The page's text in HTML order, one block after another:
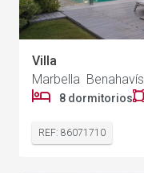
Villa
Marbella Benahavís
8 dormitorios
REF: 86071710